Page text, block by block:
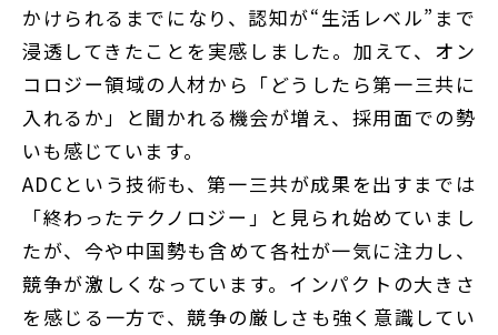
かけられるまでになり、認知が“生活レベル”まで
浸透してきたことを実感しました。加えて、オン
コロジー領域の人材から「どうしたら第一三共に
入れるか」と聞かれる機会が増え、採用面での勢
いも感じています。
ADCという技術も、第一三共が成果を出すまでは
「終わったテクノロジー」と見られ始めていまし
たが、今や中国勢も含めて各社が一気に注力し、
競争が激しくなっています。インパクトの大きさ
を感じる一方で、競争の厳しさも強く意識してい